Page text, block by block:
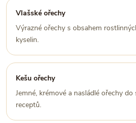
Vlašské ořechy
Výrazné ořechy s obsahem
kyselin.
Kešu ořechy
Jemné, krémové a nasládlé ořechy
receptů.